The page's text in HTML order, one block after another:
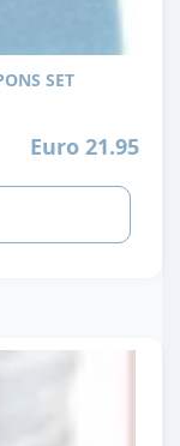
SET
Euro 21.95